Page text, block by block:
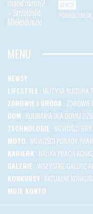
NEWSY
MENU
NEWSY
LIFESTYLE : MUZYKA KULTURA
ZDROWIE I URODA : ZDROWIE
DOM : KULINARIA DLA DOMU
TECHNOLOGIE : NOWOŚCI GRY
MOTO : NOWOŚCI PORADY
KARIERA : NAUKA PRACA
GALERIE : WSZYSTKIE GALERIE
KONKURSY: AKTUALNE
MOJE KONTO